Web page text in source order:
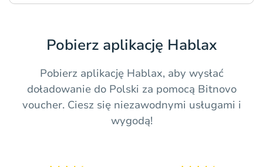
Pobierz aplikację Hablax
Pobierz aplikację Hablax, aby wysłać
doładowanie do Polski za pomocą Bitnovo
voucher. Ciesz się niezawodnymi usługami i
wygodą!